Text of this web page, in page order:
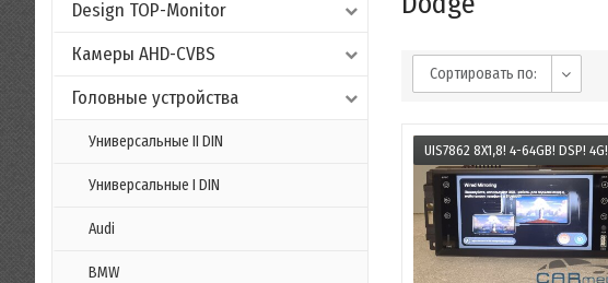
Design TOP-Monitor
Камеры AHD-CVBS
Головные устройства
Универсальные II DIN
Универсальные I DIN
Audi
BMW
Сортировать по:
UIS7862 8X1,8! 4-64GB! DSP! 4G!